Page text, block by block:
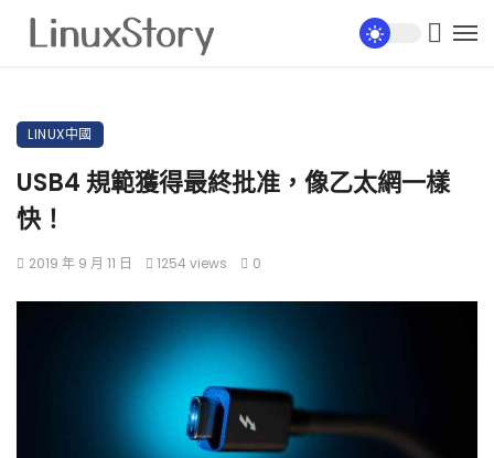
LINUX中國
USB4 規範獲得最終批准，像乙太網一樣
快！
2019 年 9 月 11 日 1254 views 0